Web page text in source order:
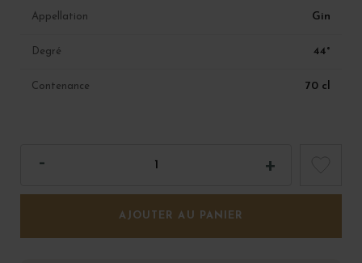
Appellation Gin
Degré 44°
Contenance 70 cl
AJOUTER AU PANIER